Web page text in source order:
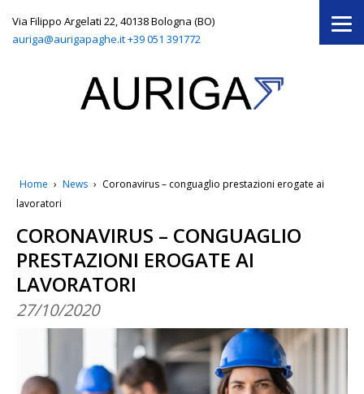
Via Filippo Argelati 22, 40138 Bologna (BO)
auriga@aurigapaghe.it+39 051 391772
Home › News › Coronavirus – conguaglio prestazioni erogate ai
lavoratori
CORONAVIRUS – CONGUAGLIO
PRESTAZIONI EROGATE AI
LAVORATORI
27/10/2020